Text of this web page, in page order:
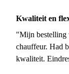
Kwaliteit en
"Mijn bestelling
chauffeur. Had
kwaliteit.